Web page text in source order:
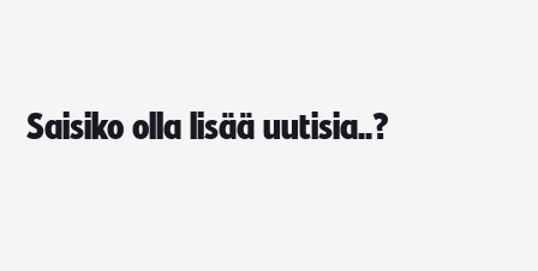
Saisiko olla lisää uutisia..?